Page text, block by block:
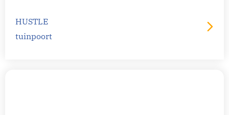
HUSTLE
tuinpoort